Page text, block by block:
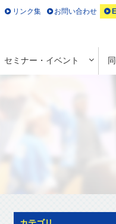
セミナー・イベント
リンク集 お問い合わせ